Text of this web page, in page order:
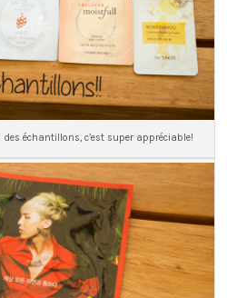
échantillons, c’est super appréciable!